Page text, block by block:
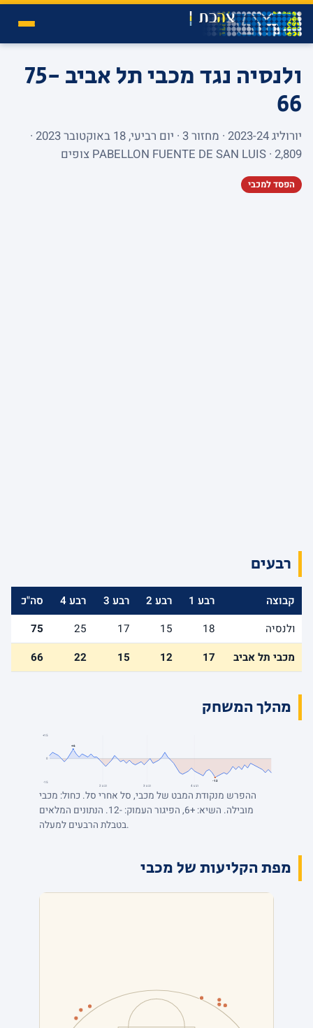
ולנסיה נגד מכבי תל אביב75-
66
יורוליג 2023-24 · מחזור 3 · יום רביעי, 18 באוקטובר 2023 ·
PABELLON FUENTE DE SAN LUIS · 2,809 צופים
הפסד למכבי
רבעים
קבוצה רבע 1 רבע 2 רבע 3 רבע 4
סה"כ
ולנסיה
18
15
17
25
75
מכבי תל אביב
17
12
15
22
66
מהלך המשחק
+15
0
-15
+6
-12
רבע 2
רבע 3 רבע 4
ההפרש מנקודת המבט של מכבי, סל אחרי סל. כחול: מכבי
מובילה. השיא: +6, הפיגור העמוק: -12. הנתונים המלאים
בטבלת הרבעים למעלה.
מפת הקליעות של מכבי